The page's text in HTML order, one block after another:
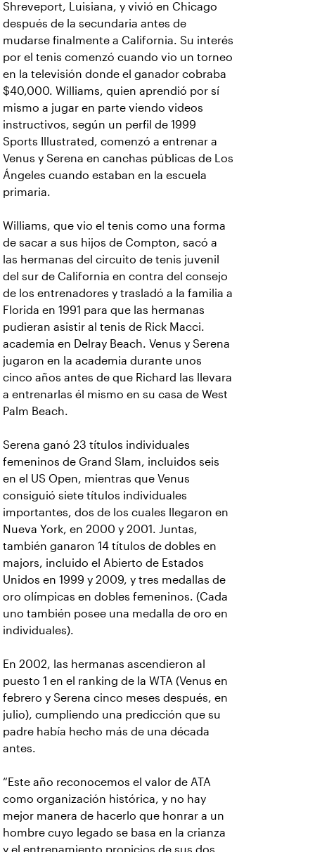
Shreveport, Luisiana, y vivió en Chicago
después de la secundaria antes de
mudarse finalmente a California. Su interés
por el tenis comenzó cuando vio un torneo
en la televisión donde el ganador cobraba
$40,000. Williams, quien aprendió por sí
mismo a jugar en parte viendo videos
instructivos, según un perfil de 1999
Sports Illustrated, comenzó a entrenar a
Venus y Serena en canchas públicas de Los
Ángeles cuando estaban en la escuela
primaria.
Williams, que vio el tenis como una forma
de sacar a sus hijos de Compton, sacó a
las hermanas del circuito de tenis juvenil
del sur de California en contra del consejo
de los entrenadores y trasladó a la familia a
Florida en 1991 para que las hermanas
pudieran asistir al tenis de Rick Macci.
academia en Delray Beach. Venus y Serena
jugaron en la academia durante unos
cinco años antes de que Richard las llevara
a entrenarlas él mismo en su casa de West
Palm Beach.
Serena ganó 23 títulos individuales
femeninos de Grand Slam, incluidos seis
en el US Open, mientras que Venus
consiguió siete títulos individuales
importantes, dos de los cuales llegaron en
Nueva York, en 2000 y 2001. Juntas,
también ganaron 14 títulos de dobles en
majors, incluido el Abierto de Estados
Unidos en 1999 y 2009, y tres medallas de
oro olímpicas en dobles femeninos. (Cada
uno también posee una medalla de oro en
individuales).
En 2002, las hermanas ascendieron al
puesto 1 en el ranking de la WTA (Venus en
febrero y Serena cinco meses después, en
julio), cumpliendo una predicción que su
padre había hecho más de una década
antes.
“Este año reconocemos el valor de ATA
como organización histórica, y no hay
mejor manera de hacerlo que honrar a un
hombre cuyo legado se basa en la crianza
y el entrenamiento propicios de sus dos